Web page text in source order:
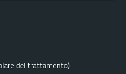
del trattamento)